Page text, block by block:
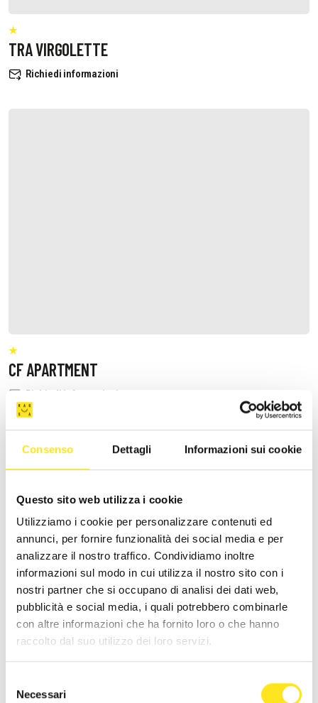
Consenso Dettagli Informazioni sui cookie
Questo sito web utilizza i cookie
Utilizziamo i cookie per personalizzare contenuti ed
annunci, per fornire funzionalità dei social media e per
analizzare il nostro traffico. Condividiamo inoltre
informazioni sul modo in cui utilizza il nostro sito con i
nostri partner che si occupano di analisi dei dati web,
pubblicità e social media, i quali potrebbero combinarle
con altre informazioni che ha fornito loro o che hanno
raccolto dal suo utilizzo dei loro servizi.
delNecessari
TRA VIRGOLETTE
Richiedi informazioni
CF APARTMENT
Richiedi informazioni
CASA ARDITO